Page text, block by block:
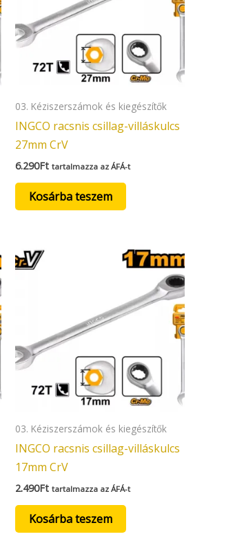
03. Kéziszerszámok és kiegészítők
INGCO racsnis csillag-villáskulcs
27mm CrV
6.290Ft tartalmazza az ÁFÁ-t
Kosárba teszem
03. Kéziszerszámok és kiegészítők
INGCO racsnis csillag-villáskulcs
17mm CrV
2.490Ft tartalmazza az ÁFÁ-t
Kosárba teszem